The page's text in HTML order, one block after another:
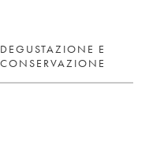
DEGUSTAZIONE E
CONSERVAZIONE